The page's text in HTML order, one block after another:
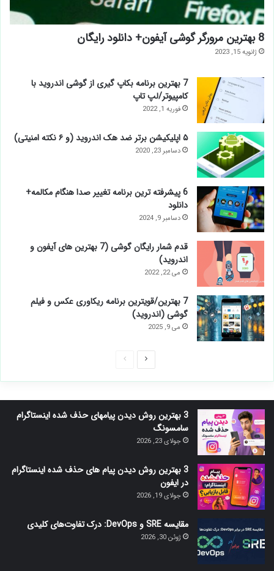
8 بهترین مرورگر گوشی آیفون+ دانلود رایگان
ژانویه 15, 2023
7 بهترین برنامه بکاپ گیری از گوشی اندروید با
کامپیوتر/لپ تاپ
فوریه 1, 2022
۵ اپلیکیشن برتر ضد هک اندروید (و ۶ نکته امنیتی)
دسامبر 23, 2020
6 پیشرفته ترین برنامه تغییر صدا هنگام مکالمه+
دانلود
دسامبر 9, 2024
قدم شمار رایگان گوشی (7 بهترین های آیفون و
اندروید)
می 22, 2022
7 بهترین/قویترین برنامه ریکاوری عکس و فیلم
گوشی (اندروید)
می 9, 2025
صفحه
صفحه
3 بهترین روش دیدن پیامهای حذف شده اینستاگرام
سامسونگ
جولای 23, 2026
3 بهترین روش دیدن پیام های حذف شده اینستاگرام
در ایفون
جولای 19, 2026
مقایسه SRE و DevOps: درک تفاوت‌های کلیدی
ژوئن 30, 2026